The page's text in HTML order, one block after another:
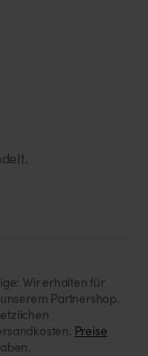
Wir erhalten für
Partnershop.
Preise